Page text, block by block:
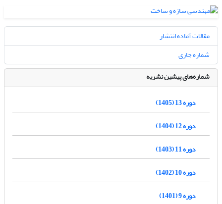
مقالات آماده انتشار
شماره جاری
شماره‌های پیشین نشریه
دوره 13 (1405)
دوره 12 (1404)
دوره 11 (1403)
دوره 10 (1402)
دوره 9 (1401)